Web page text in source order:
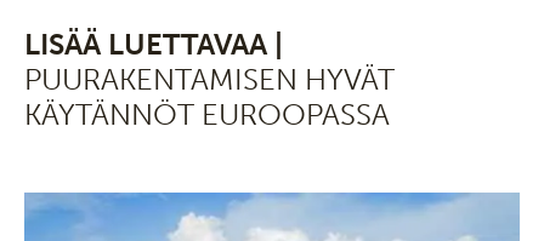
LISÄÄ LUETTAVAA |
PUURAKENTAMISEN HYVÄT
KÄYTÄNNÖT EUROOPASSA